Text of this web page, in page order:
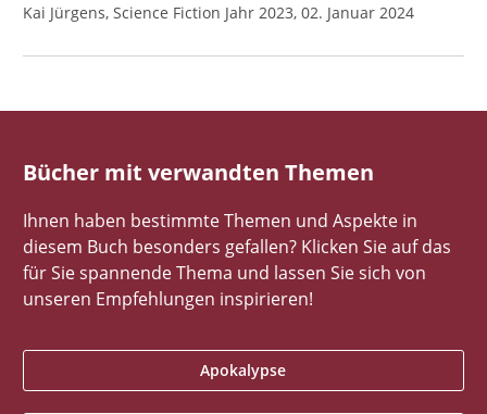
Kai Jürgens, Science Fiction Jahr 2023, 02. Januar 2024
Bücher mit verwandten Themen
Ihnen haben bestimmte Themen und Aspekte in
diesem Buch besonders gefallen? Klicken Sie auf das
für Sie spannende Thema und lassen Sie sich von
unseren Empfehlungen inspirieren!
Apokalypse